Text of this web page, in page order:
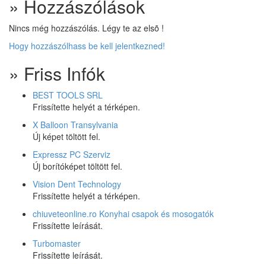
» Hozzászólások
Nincs még hozzászólás. Légy te az elsõ !
Hogy hozzászólhass be kell jelentkezned!
» Friss Infók
BEST TOOLS SRL
Frissítette helyét a térképen.
X Balloon Transylvania
Új képet töltött fel.
Expressz PC Szerviz
Új borítóképet töltött fel.
Vision Dent Technology
Frissítette helyét a térképen.
chiuveteonline.ro Konyhai csapok és mosogatók
Frissítette leírását.
Turbomaster
Frissítette leírását.